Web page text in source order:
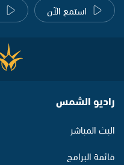
استمع الآن
راديو الشمس
البث المباشر
قائمة البرامج